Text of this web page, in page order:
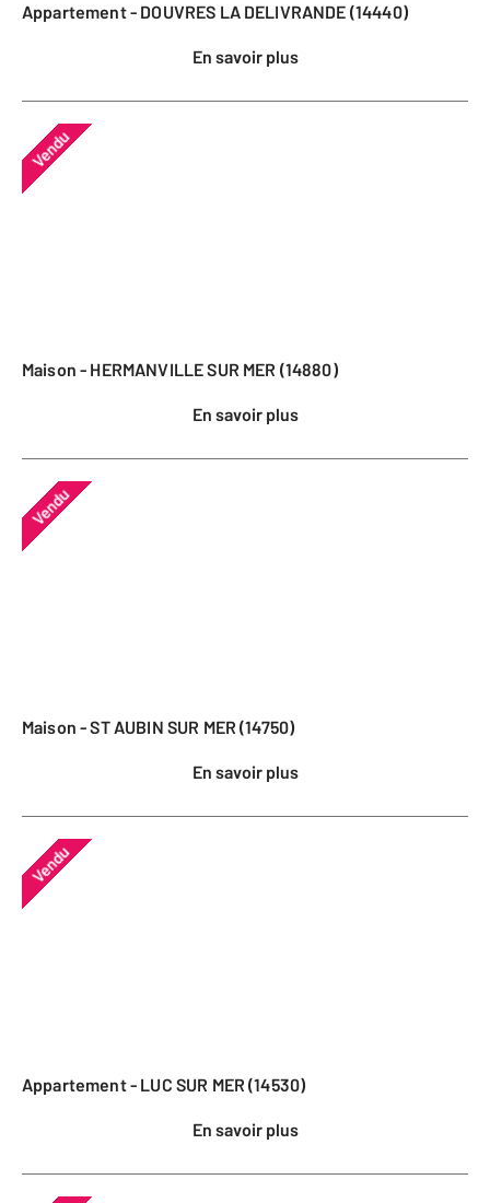
Appartement - DOUVRES LA DELIVRANDE (14440)
En savoir plus
Vendu
Maison - HERMANVILLE SUR MER (14880)
En savoir plus
Vendu
Maison - ST AUBIN SUR MER (14750)
En savoir plus
Vendu
Appartement - LUC SUR MER (14530)
En savoir plus